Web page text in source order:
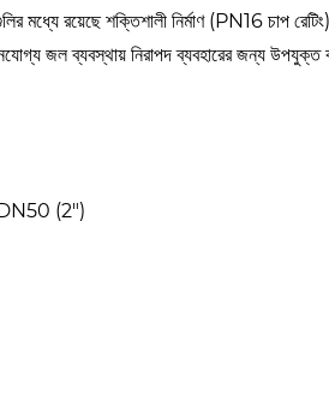
মধ্যে রয়েছে শক্তিশালী নির্মাণ (PN16 চাপ
জল ব্যবস্থায় নিরাপদ ব্যবহারের জন্য
(2")